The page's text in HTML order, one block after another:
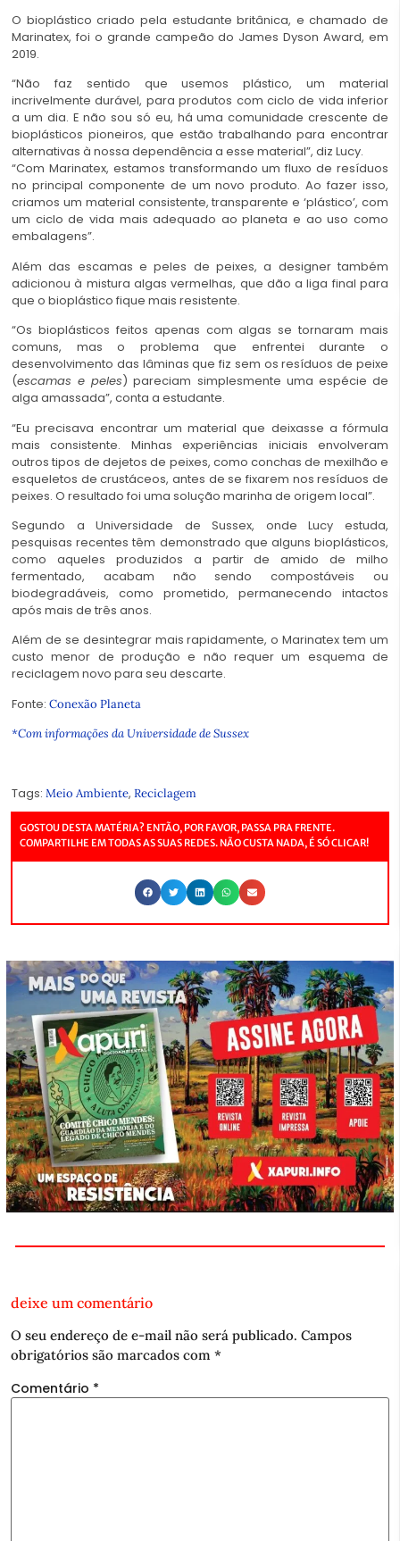
O bioplástico criado pela estudante britânica, e chamado de
Marinatex, foi o grande campeão do James Dyson Award, em
2019.
“Não faz sentido que usemos plástico, um material
incrivelmente durável, para produtos com ciclo de vida inferior
a um dia. E não sou só eu, há uma comunidade crescente de
bioplásticos pioneiros, que estão trabalhando para encontrar
alternativas à nossa dependência a esse material”, diz Lucy.
“Com Marinatex, estamos transformando um fluxo de resíduos
no principal componente de um novo produto. Ao fazer isso,
criamos um material consistente, transparente e ‘plástico’, com
um ciclo de vida mais adequado ao planeta e ao uso como
embalagens”.
Além das escamas e peles de peixes, a designer também
adicionou à mistura algas vermelhas, que dão a liga final para
que o bioplástico fique mais resistente.
“Os bioplásticos feitos apenas com algas se tornaram mais
comuns, mas o problema que enfrentei durante o
desenvolvimento das lâminas que fiz sem os resíduos de peixe
(escamas e peles) pareciam simplesmente uma espécie de
alga amassada”, conta a estudante.
“Eu precisava encontrar um material que deixasse a fórmula
mais consistente. Minhas experiências iniciais envolveram
outros tipos de dejetos de peixes, como conchas de mexilhão e
esqueletos de crustáceos, antes de se fixarem nos resíduos de
peixes. O resultado foi uma solução marinha de origem local”.
Segundo a Universidade de Sussex, onde Lucy estuda,
pesquisas recentes têm demonstrado que alguns bioplásticos,
como aqueles produzidos a partir de amido de milho
fermentado, acabam não sendo compostáveis ou
biodegradáveis, como prometido, permanecendo intactos
após mais de três anos.
Além de se desintegrar mais rapidamente, o Marinatex tem um
custo menor de produção e não requer um esquema de
reciclagem novo para seu descarte.
Fonte: Conexão Planeta
*Com informações da Universidade de Sussex
Tags: Meio Ambiente, Reciclagem
GOSTOU DESTA MATÉRIA? ENTÃO, POR FAVOR, PASSA PRA FRENTE.
COMPARTILHE EM TODAS AS SUAS REDES. NÃO CUSTA NADA, É SÓ CLICAR!
deixe um comentário
O seu endereço de e-mail não será publicado. Campos
obrigatórios são marcados com *
Comentário *